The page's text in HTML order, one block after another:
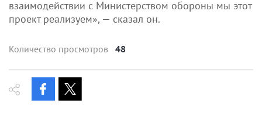
взаимодействии с Министерством обороны мы этот
проект реализуем», — сказал он.
Количество просмотров 48